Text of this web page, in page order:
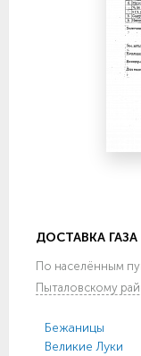
ДОСТАВКА
По населённым
Пыталовскому
Бежаницы
Великие Луки